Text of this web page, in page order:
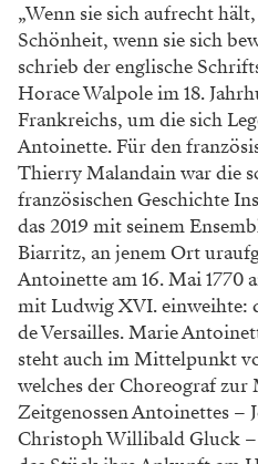
„Wenn sie sich aufrecht
Schönheit, wenn sie sich
schrieb der englische
Horace Walpole im 18.
Frankreichs, um die sich
Antoinette. Für den
Thierry Malandain war die
französischen Geschichte
das 2019 mit seinem
Biarritz, an jenem Ort
Antoinette am 16. Mai 1770
mit Ludwig XVI. einweihte:
de Versailles. Marie
steht auch im Mittelpunkt
welches der Choreograf zur
Zeitgenossen Antoinettes –
Christoph Willibald Gluck